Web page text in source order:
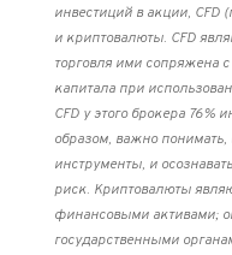
инвестиций в акции,
и криптовалюты. CFD
торговля ими сопряжена
капитала при
CFD у этого брокера 76%
образом, важно
инструменты, и
риск. Криптовалюты
финансовыми активами;
государственными